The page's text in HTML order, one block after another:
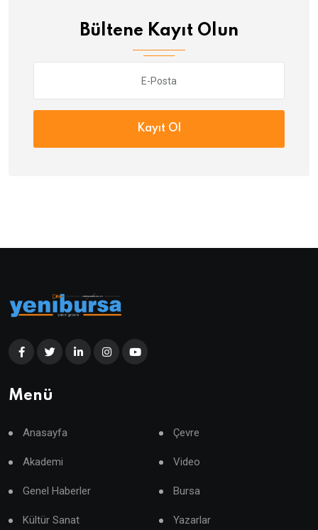
Bültene Kayıt Olun
Kayıt Ol
Menü
Anasayfa Çevre
Akademi Video
Genel Haberler Bursa
Kültür Sanat Yazarlar